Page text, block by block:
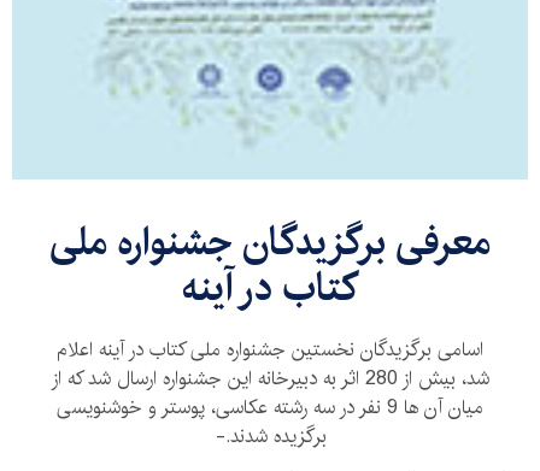
معرفی برگزیدگان جشنواره ملی
کتاب در آینه
اسامی برگزیدگان نخستین جشنواره ملی کتاب در آینه اعلام
شد، بیش از 280 اثر به دبیرخانه این جشنواره ارسال شد که از
میان آن ها 9 نفر در سه رشته عکاسی، پوستر و خوشنویسی
برگزیده شدند.-